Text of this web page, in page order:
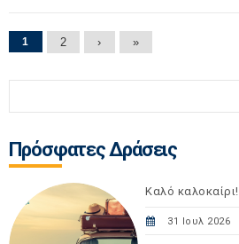
Σελίδες
1 2 › »
Πρόσφατες Δράσεις
Καλό καλοκαίρι!
31 Ιουλ 2026